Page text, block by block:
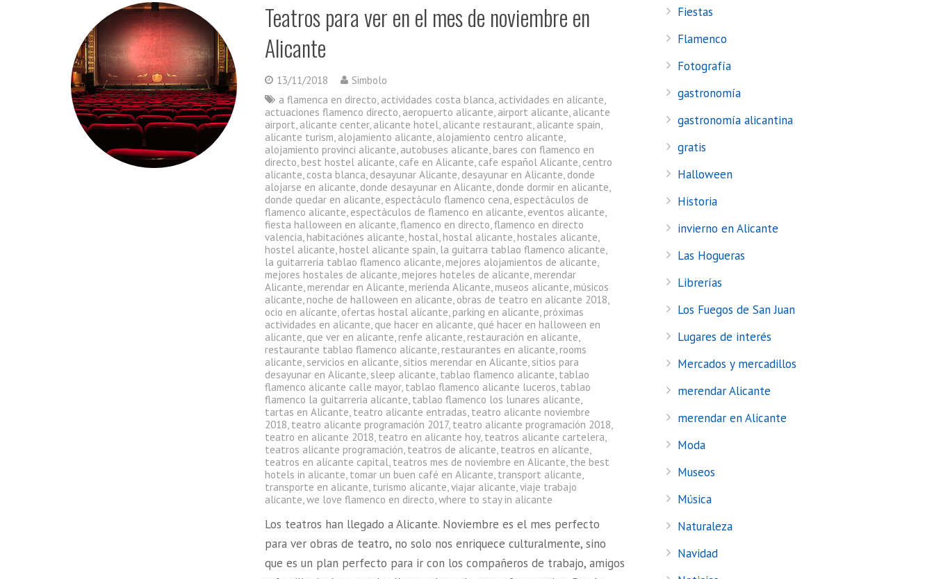
Teatros para ver en el mes de noviembre en
Alicante
13/11/2018
Simbolo
a flamenca en directo, actividades costa blanca, actividades en alicante,
actuaciones flamenco directo, aeropuerto alicante, airport alicante, alicante
airport, alicante center, alicante hotel, alicante restaurant, alicante spain,
alicante turism, alojamiento alicante, alojamiento centro alicante,
alojamiento provinci alicante, autobuses alicante, bares con flamenco en
directo, best hostel alicante, cafe en Alicante, cafe español Alicante, centro
alicante, costa blanca, desayunar Alicante, desayunar en Alicante, donde
alojarse en alicante, donde desayunar en Alicante, donde dormir en alicante,
donde quedar en alicante, espectáculo flamenco cena, espectáculos de
flamenco alicante, espectáculos de flamenco en alicante, eventos alicante,
fiesta halloween en alicante,flamenco en directo,flamenco en directo
valencia, habitaciónes alicante, hostal, hostal alicante, hostales alicante,
hostel alicante, hostel alicante spain, la guitarra tablao flamenco alicante,
la guitarreria tablao flamenco alicante, mejores alojamientos de alicante,
mejores hostales de alicante, mejores hoteles de alicante, merendar
Alicante, merendar en Alicante, merienda Alicante, museos alicante, músicos
alicante, noche de halloween en alicante, obras de teatro en alicante 2018,
ocio en alicante, ofertas hostal alicante, parking en alicante, próximas
actividades en alicante, que hacer en alicante, qué hacer en halloween en
alicante, que ver en alicante, renfe alicante, restauración en alicante,
restaurante tablao flamenco alicante, restaurantes en alicante, rooms
alicante, servicios en alicante, sitios merendar en Alicante, sitios para
desayunar en Alicante, sleep alicante, tablao flamenco alicante, tablao
flamenco alicante calle mayor, tablao flamenco alicante luceros, tablao
flamenco la guitarreria alicante, tablao flamenco los lunares alicante,
tartas en Alicante, teatro alicante entradas, teatro alicante noviembre
2018, teatro alicante programación 2017, teatro alicante programación 2018,
teatro en alicante 2018, teatro en alicante hoy, teatros alicante cartelera,
teatros alicante programación, teatros de alicante, teatros en alicante,
teatros en alicante capital, teatros mes de noviembre en Alicante, the best
hotels in alicante, tomar un buen café en Alicante, transport alicante,
transporte en alicante, turismo alicante,viajar alicante,viaje trabajo
alicante,we love flamenco en directo,where to stay in alicante
Los teatros han llegado a Alicante. Noviembre es el mes perfecto
para ver obras de teatro, no solo nos enriquece culturalmente, sino
que es un plan perfecto para ir con los compañeros de trabajo, amigos
Fiestas
Flamenco
Fotografía
gastronomía
gastronomía alicantina
gratis
Halloween
Historia
invierno en Alicante
Las Hogueras
Librerías
Los Fuegos de San Juan
Lugares de interés
Mercados y mercadillos
merendar Alicante
merendar en Alicante
Moda
Museos
Música
Naturaleza
Navidad